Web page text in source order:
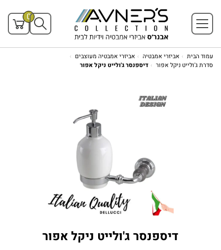
0
עמוד הבית אביזרי אמבטיה
אביזרי אמבטיה מעוצבים
סדרת ג'ולייט ניקל אפור
דיספנסר ג'ולייט ניקל אפור
דיספנסר ג'ולייט ניקל אפור